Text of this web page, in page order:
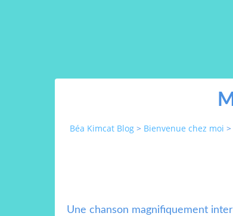
Béa Kimcat Blog > Bienvenue chez moi >
Une chanson magnifiquement